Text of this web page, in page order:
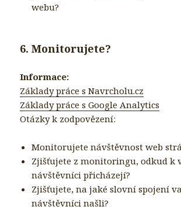
webu?
6. Monitorujete?
Informace:
Základy práce s Navrcholu.cz
Základy práce s Google Analytics
Otázky k zodpovězení:
Monitorujete návštěvnost web
Zjišťujete z monitoringu, odkud k
návštěvníci přicházejí?
Zjišťujete, na jaké slovní spojení
návštěvníci našli?